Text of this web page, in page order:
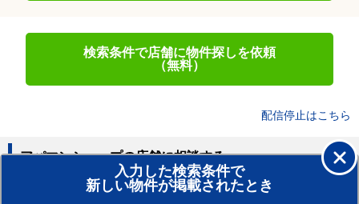
検索条件で店舗に物件探しを依頼
（無料）
配信停止はこちら
入力した検索条件で
新しい物件が掲載されたとき
アパマンショップの店舗に相談する
賃貸のプロがお部屋探し！